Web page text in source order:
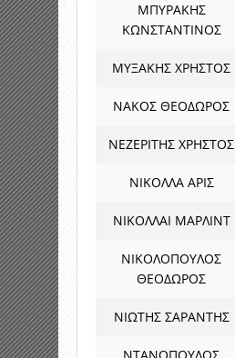
ΜΠΥΡΑΚΗΣ
ΚΩΝΣΤΑΝΤΙΝΟΣ
ΜΥΞΑΚΗΣ ΧΡΗΣΤΟΣ
ΝΑΚΟΣ ΘΕΟΔΩΡΟΣ
ΝΕΖΕΡΙΤΗΣ ΧΡΗΣΤΟΣ
ΝΙΚΟΛΛΑ ΑΡΙΣ
ΝΙΚΟΛΛΑΙ ΜΑΡΛΙΝΤ
ΝΙΚΟΛΟΠΟΥΛΟΣ
ΘΕΟΔΩΡΟΣ
ΝΙΩΤΗΣ ΣΑΡΑΝΤΗΣ